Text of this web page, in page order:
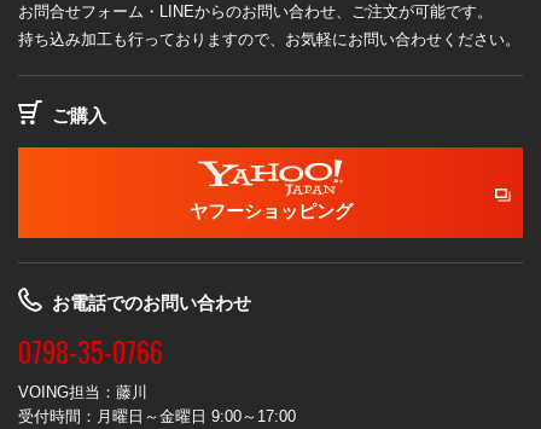
お問合せフォーム・LINEからのお問い合わせ、ご注文が可能です。
持ち込み加工も行っておりますので、お気軽にお問い合わせください。
ご購入
ヤフーショッピング
お電話でのお問い合わせ
0798-35-0766
VOING担当：藤川
受付時間：月曜日～金曜日 9:00～17:00